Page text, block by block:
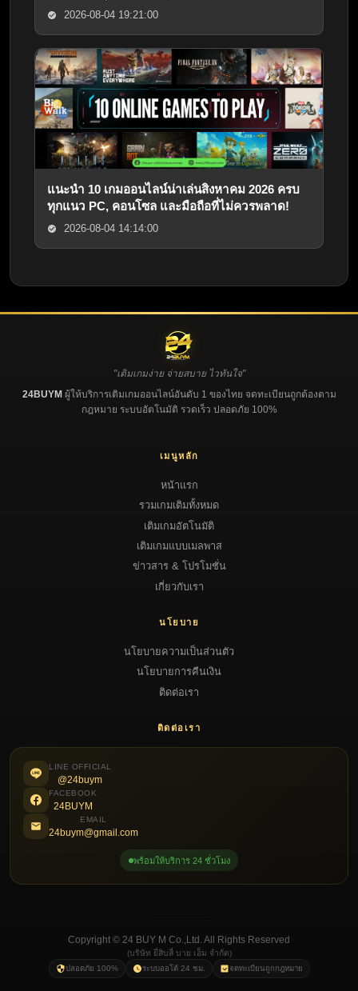
2026-08-04 19:21:00
แนะนำ 10 เกมออนไลน์น่าเล่นสิงหาคม 2026 ครบ
ทุกแนว PC, คอนโซล และมือถือที่ไม่ควรพลาด!
2026-08-04 14:14:00
"เติมเกมง่าย จ่ายสบาย ไวทันใจ"
24BUYMผู้ให้บริการเติมเกมออนไลน์อันดับ 1 ของไทย จดทะเบียนถูกต้องตาม
กฎหมาย ระบบอัตโนมัติ รวดเร็ว ปลอดภัย 100%
เมนูหลัก
หน้าแรก
รวมเกมเติมทั้งหมด
เติมเกมอัตโนมัติ
เติมเกมแบบเมลพาส
ข่าวสาร & โปรโมชั่น
เกี่ยวกับเรา
นโยบาย
นโยบายความเป็นส่วนตัว
นโยบายการคืนเงิน
ติดต่อเรา
ติดต่อเรา
LINE OFFICIAL
@24buym
FACEBOOK
24BUYM
EMAIL
24buym@gmail.com
พร้อมให้บริการ 24 ชั่วโมง
Copyright © 24 BUY M Co.,Ltd. All Rights Reserved
(บริษัท ยี่สิบสี่ บาย เอ็ม จำกัด)
ปลอดภัย 100%
ระบบออโต้ 24 ชม. จดทะเบียนถูกกฎหมาย